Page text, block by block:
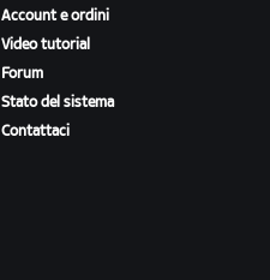
Account e ordini
Video tutorial
Forum
Stato del sistema
Contattaci